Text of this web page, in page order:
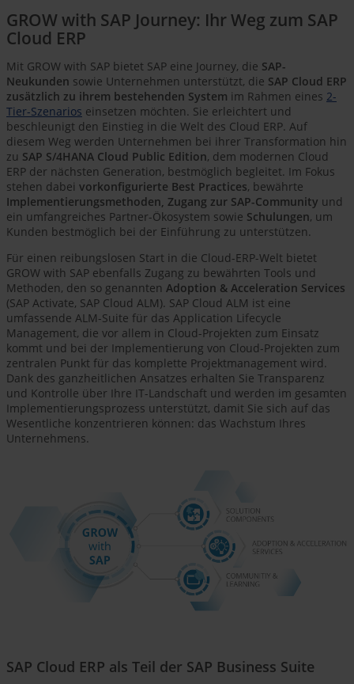
GROW with SAP Journey: Ihr Weg zum SAP
Cloud ERP
Mit GROW with SAP bietet SAP eine Journey, die SAP-
Neukunden sowie Unternehmen unterstützt, die SAP Cloud ERP
zusätzlich zu ihrem bestehenden System im Rahmen eines 2-
Tier-Szenarios einsetzen möchten. Sie erleichtert und
beschleunigt den Einstieg in die Welt des Cloud ERP. Auf
diesem Weg werden Unternehmen bei ihrer Transformation hin
zu SAP S/4HANA Cloud Public Edition, dem modernen Cloud
ERP der nächsten Generation, bestmöglich begleitet. Im Fokus
stehen dabei vorkonfigurierte Best Practices, bewährte
Implementierungsmethoden, Zugang zur SAP-Community und
ein umfangreiches Partner-Ökosystem sowie Schulungen, um
Kunden bestmöglich bei der Einführung zu unterstützen.
Für einen reibungslosen Start in die Cloud-ERP-Welt bietet
GROW with SAP ebenfalls Zugang zu bewährten Tools und
Methoden, den so genannten Adoption & Acceleration Services
(SAP Activate, SAP Cloud ALM). SAP Cloud ALM ist eine
umfassende ALM-Suite für das Application Lifecycle
Management, die vor allem in Cloud-Projekten zum Einsatz
kommt und bei der Implementierung von Cloud-Projekten zum
zentralen Punkt für das komplette Projektmanagement wird.
Dank des ganzheitlichen Ansatzes erhalten Sie Transparenz
und Kontrolle über Ihre IT-Landschaft und werden im gesamten
Implementierungsprozess unterstützt, damit Sie sich auf das
Wesentliche konzentrieren können: das Wachstum Ihres
Unternehmens.
SAP Cloud ERP als Teil der SAP Business Suite